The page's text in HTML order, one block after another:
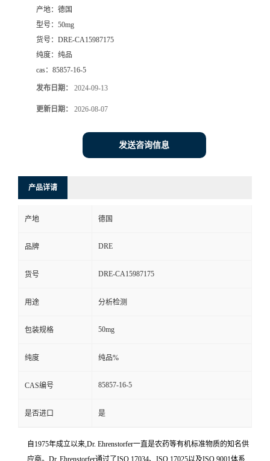
产地： 德国
型号： 50mg
货号： DRE-CA15987175
纯度： 纯品
cas： 85857-16-5
发布日期： 2024-09-13
更新日期： 2026-08-07
发送咨询信息
产品详请
产地 德国
品牌 DRE
货号 DRE-CA15987175
用途 分析检测
包装规格 50mg
纯度 纯品%
CAS编号 85857-16-5
是否进口 是
自1975年成立以来,Dr. Ehrenstorfer一直是农药等有机标准物质的知名供
应商。Dr. Ehrenstorfer通过了ISO 17034、ISO 17025以及ISO 9001体系